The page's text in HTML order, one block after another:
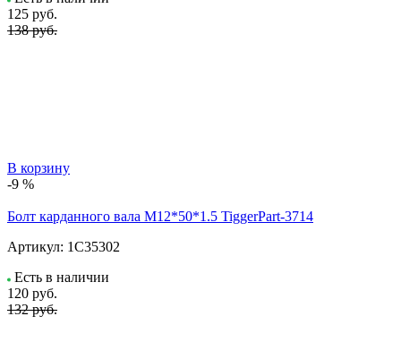
125 руб.
138 руб.
В корзину
-9 %
Болт карданного вала M12*50*1.5 TiggerPart-3714
Артикул: 1C35302
Есть в наличии
120 руб.
132 руб.